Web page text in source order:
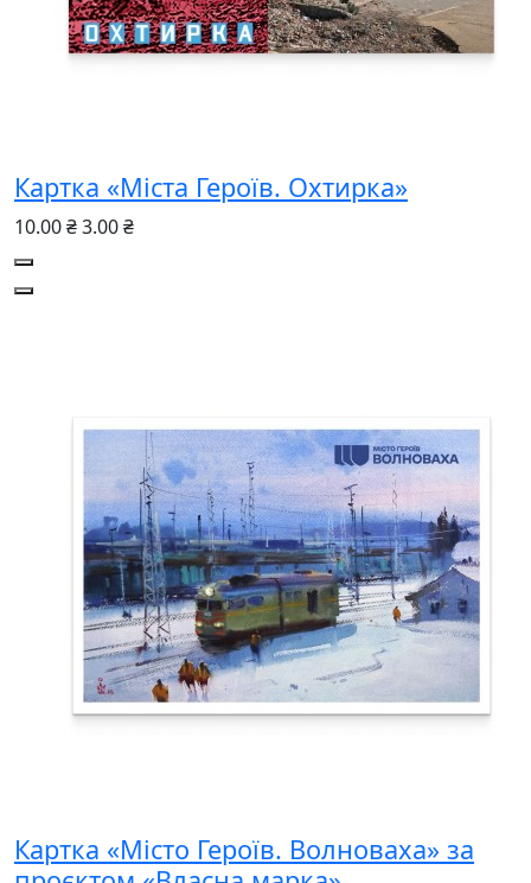
Картка «Міста Героїв. Охтирка»
10.00 ₴3.00 ₴
Картка «Місто Героїв. Волноваха» за